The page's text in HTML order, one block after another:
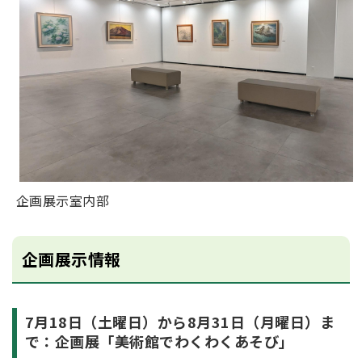
企画展示室内部
企画展示情報
7月18日（土曜日）から8月31日（月曜日）ま
で：企画展「美術館でわくわくあそび」